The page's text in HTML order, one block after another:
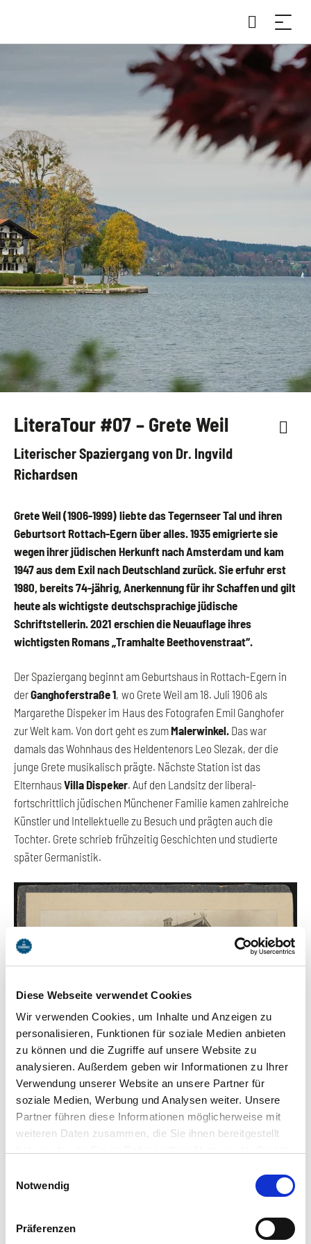
Diese Webseite verwendet Cookies
Wir verwenden Cookies, um Inhalte und Anzeigen zu
personalisieren, Funktionen für soziale Medien anbieten
zu können und die Zugriffe auf unsere Website zu
analysieren. Außerdem geben wir Informationen zu Ihrer
Verwendung unserer Website an unsere Partner für
soziale Medien, Werbung und Analysen weiter. Unsere
Partner führen diese Informationen möglicherweise mit
weiteren Daten zusammen, die Sie ihnen bereitgestellt
Cookies, wenn Sie unsere Webseite weiterhin nutzen.
Notwendig
Präferenzen
LiteraTour #07 – Grete Weil
Literischer Spaziergang von Dr. Ingvild
Richardsen
Grete Weil (1906-1999) liebte das Tegernseer Tal und ihren
Geburtsort Rottach-Egern über alles. 1935 emigrierte sie
wegen ihrer jüdischen Herkunft nach Amsterdam und kam
1947 aus dem Exil nach Deutschland zurück. Sie erfuhr erst
1980, bereits 74-jährig, Anerkennung für ihr Schaffen und gilt
heute als wichtigste deutschsprachige jüdische
Schriftstellerin. 2021 erschien die Neuauflage ihres
wichtigsten Romans „Tramhalte Beethovenstraat“.
Der Spaziergang beginnt am Geburtshaus in Rottach-Egern in
derGanghoferstraße 1, wo Grete Weil am 18. Juli 1906 als
Margarethe Dispeker im Haus des Fotografen Emil Ganghofer
zur Welt kam. Von dort geht es zumMalerwinkel. Das war
damals das Wohnhaus des Heldentenors Leo Slezak, der die
junge Grete musikalisch prägte. Nächste Station ist das
ElternhausVilla Dispeker. Auf den Landsitz der liberal-
fortschrittlich jüdischen Münchener Familie kamen zahlreiche
Künstler und Intellektuelle zu Besuch und prägten auch die
Tochter. Grete schrieb frühzeitig Geschichten und studierte
heiratete Grete Dispeker 1932
den promovierten Literaten und Philosoph Edgar Weil, der als
folgte sie ihm ins Exil nach Amsterdam, wo sie als Fotografin